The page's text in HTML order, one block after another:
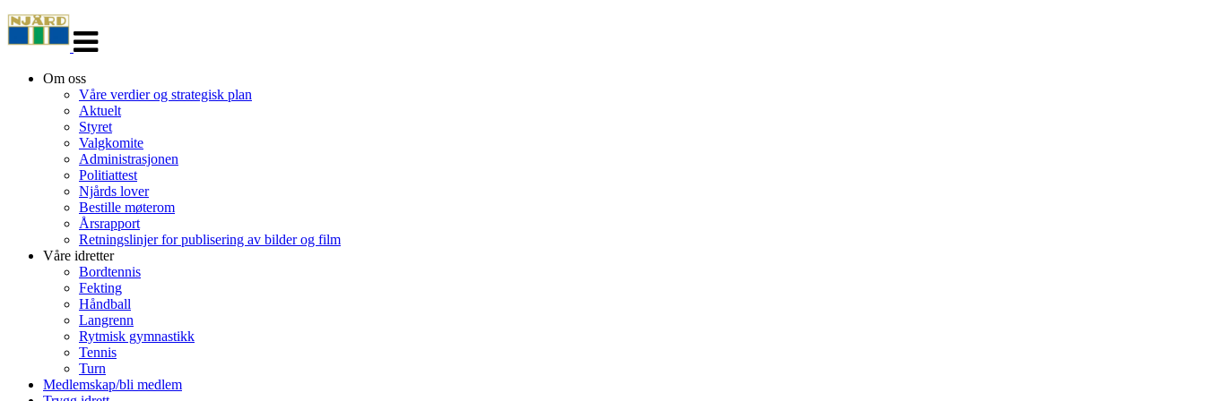
navigasjon
Om oss
Våre verdier og strategisk plan
Aktuelt
Styret
Valgkomite
Administrasjonen
Politiattest
Njårds lover
Bestille møterom
Årsrapport
Retningslinjer for publisering av bilder og film
Våre idretter
Bordtennis
Fekting
Håndball
Langrenn
Rytmisk gymnastikk
Tennis
Turn
Medlemskap/bli medlem